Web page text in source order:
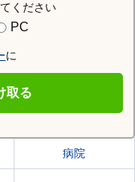
ください
PC
に
取る
病院